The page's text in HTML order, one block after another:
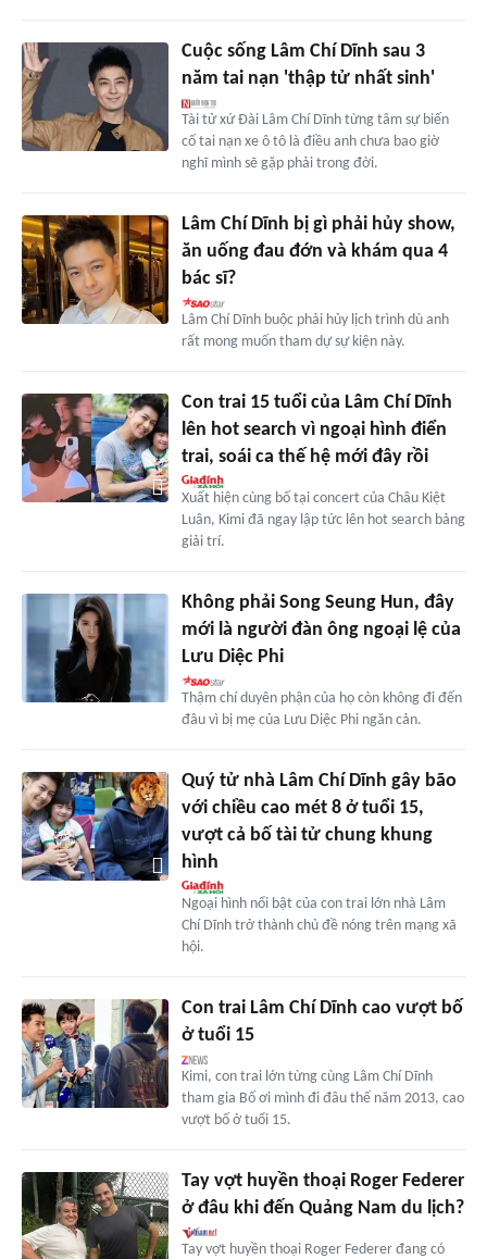
Cuộc sống Lâm Chí Dĩnh sau 3
năm tai nạn 'thập tử nhất sinh'
Tài tử xứ Đài Lâm Chí Dĩnh từng tâm sự biến
cố tai nạn xe ô tô là điều anh chưa bao giờ
nghĩ mình sẽ gặp phải trong đời.
Lâm Chí Dĩnh bị gì phải hủy show,
ăn uống đau đớn và khám qua 4
bác sĩ?
Lâm Chí Dĩnh buộc phải hủy lịch trình dù anh
rất mong muốn tham dự sự kiện này.
Con trai 15 tuổi của Lâm Chí Dĩnh
lên hot search vì ngoại hình điển
trai, soái ca thế hệ mới đây rồi
Xuất hiện cùng bố tại concert của Châu Kiệt
Luân, Kimi đã ngay lập tức lên hot search bảng
giải trí.
Không phải Song Seung Hun, đây
mới là người đàn ông ngoại lệ của
Lưu Diệc Phi
Thậm chí duyên phận của họ còn không đi đến
đâu vì bị mẹ của Lưu Diệc Phi ngăn cản.
Quý tử nhà Lâm Chí Dĩnh gây bão
với chiều cao mét 8 ở tuổi 15,
vượt cả bố tài tử chung khung
hình
Ngoại hình nổi bật của con trai lớn nhà Lâm
Chí Dĩnh trở thành chủ đề nóng trên mạng xã
hội.
Con trai Lâm Chí Dĩnh cao vượt bố
ở tuổi 15
Kimi, con trai lớn từng cùng Lâm Chí Dĩnh
tham gia Bố ơi mình đi đâu thế năm 2013, cao
vượt bố ở tuổi 15.
Tay vợt huyền thoại Roger Federer
ở đâu khi đến Quảng Nam du lịch?
Tay vợt huyền thoại Roger Federer đang có